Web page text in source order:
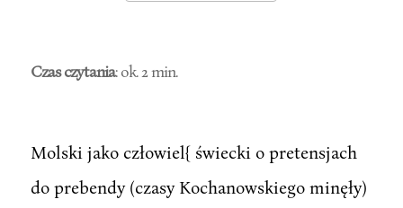
Czas czytania: ok. 2 min.
Molski jako człowiel{ świecki o pretensjach
do prebendy (czasy Kochanowskiego minęły)